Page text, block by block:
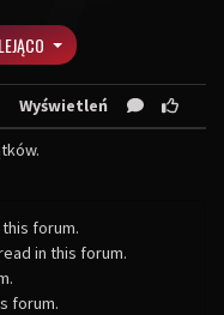
Wyświetleń
forum.
in this forum.
forum.